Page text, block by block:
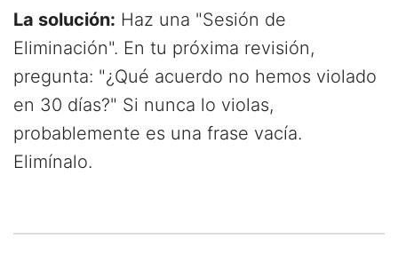
La solución: Haz una "Sesión de
Eliminación". En tu próxima revisión,
pregunta: "¿Qué acuerdo no hemos violado
en 30 días?" Si nunca lo violas,
probablemente es una frase vacía.
Elimínalo.